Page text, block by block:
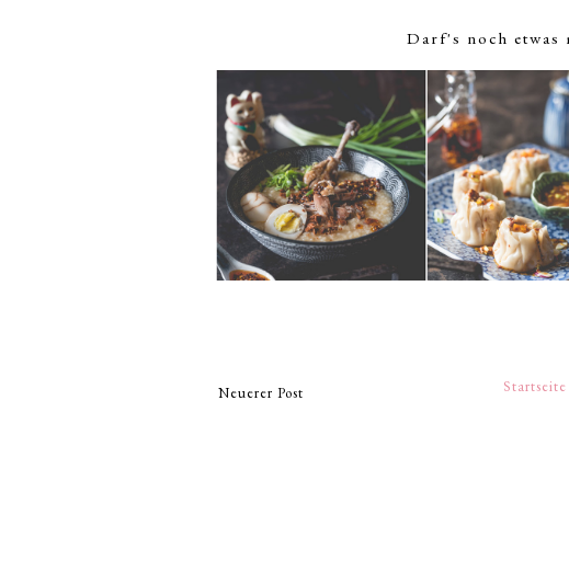
Darf's noch etwas
Neuerer Post Startseite